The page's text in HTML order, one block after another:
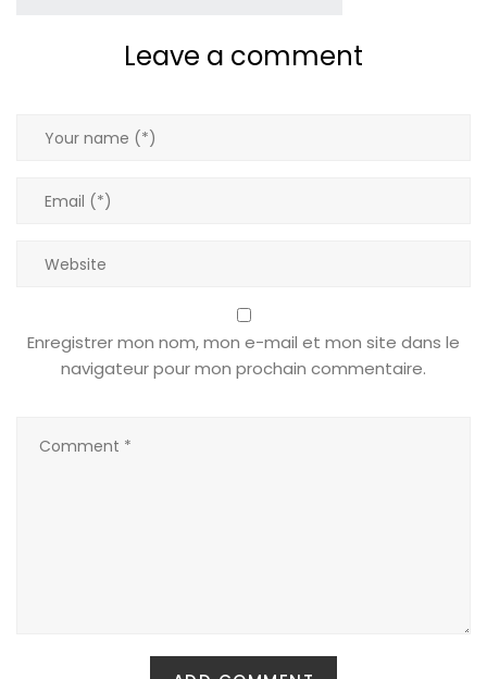
Tous
Leave a comment
Enregistrer mon nom, mon e-mail et mon site dans le
navigateur pour mon prochain commentaire.